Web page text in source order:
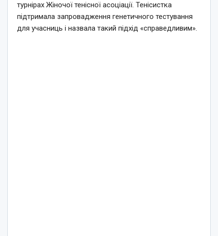
турнірах Жіночої тенісної асоціації. Тенісистка
підтримала запровадження генетичного тестування
для учасниць і назвала такий підхід «справедливим».